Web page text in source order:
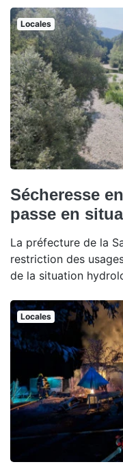
Locales
Sécheresse
passe en
La préfecture de la
restriction des
de la situation
Locales